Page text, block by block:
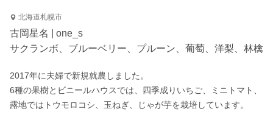
北海道札幌市
古岡星名 | one_s
サクランボ、ブルーベリー、プルーン、葡萄、洋梨、林檎
2017年に夫婦で新規就農しました。
6種の果樹とビニールハウスでは、四季成りいちご、ミニトマト、
露地ではトウモロコシ、玉ねぎ、じゃが芋を栽培しています。